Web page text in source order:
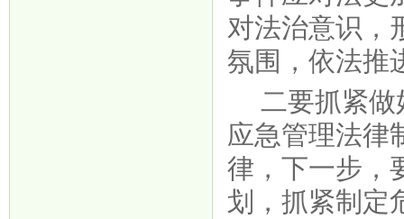
对法治意识，
氛围，依法推
二要抓紧
应急管理法律
律，下一步，
划，抓紧制定